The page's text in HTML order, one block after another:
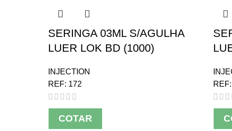
SERINGA 03ML S/AGULHA
LUER LOK BD (1000)
INJECTION
REF: 172
COTAR
REF: